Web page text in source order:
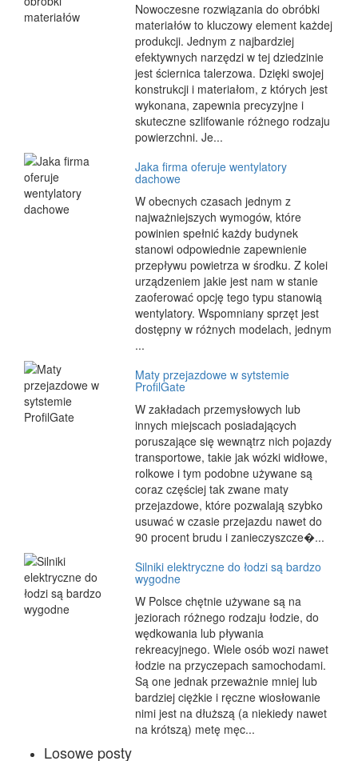
Nowoczesne rozwiązania do obróbki
materiałów to kluczowy element każdej
produkcji. Jednym z najbardziej
efektywnych narzędzi w tej dziedzinie
jest ściernica talerzowa. Dzięki swojej
konstrukcji i materiałom, z których jest
wykonana, zapewnia precyzyjne i
skuteczne szlifowanie różnego rodzaju
powierzchni. Je...
Jaka firma oferuje wentylatory
dachowe
W obecnych czasach jednym z
najważniejszych wymogów, które
powinien spełnić każdy budynek
stanowi odpowiednie zapewnienie
przepływu powietrza w środku. Z kolei
urządzeniem jakie jest nam w stanie
zaoferować opcję tego typu stanowią
wentylatory. Wspomniany sprzęt jest
dostępny w różnych modelach, jednym
...
Maty przejazdowe w sytstemie
ProfilGate
W zakładach przemysłowych lub
innych miejscach posiadających
poruszające się wewnątrz nich pojazdy
transportowe, takie jak wózki widłowe,
rolkowe i tym podobne używane są
coraz częściej tak zwane maty
przejazdowe, które pozwalają szybko
usuwać w czasie przejazdu nawet do
90 procent brudu i zanieczyszcze�...
Silniki elektryczne do łodzi są bardzo
wygodne
W Polsce chętnie używane są na
jeziorach różnego rodzaju łodzie, do
wędkowania lub pływania
rekreacyjnego. Wiele osób wozi nawet
łodzie na przyczepach samochodami.
Są one jednak przeważnie mniej lub
bardziej ciężkie i ręczne wiosłowanie
nimi jest na dłuższą (a niekiedy nawet
na krótszą) metę męc...
Losowe posty